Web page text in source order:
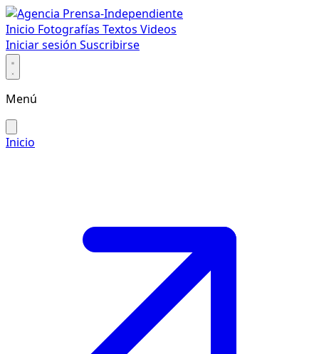
Inicio Fotografías Textos Videos
Iniciar sesión Suscribirse
Menú
Inicio